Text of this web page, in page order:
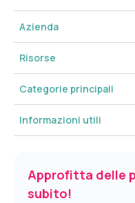
Azienda
Risorse
Categorie principali
Informazioni utili
Approfitta delle
subito!